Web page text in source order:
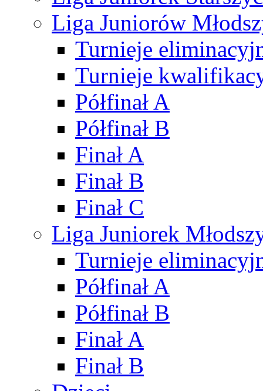
Liga Juniorów
Turnieje
Turnieje
Półfinał A
Półfinał B
Finał A
Finał B
Finał C
Liga Juniorek
Turnieje
Półfinał A
Półfinał B
Finał A
Finał B